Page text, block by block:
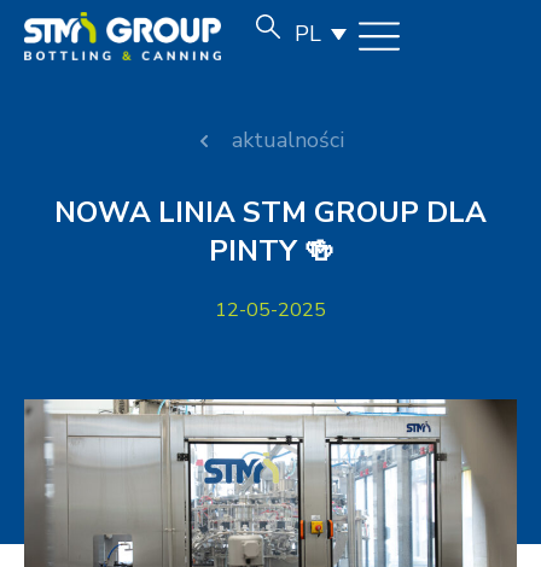
PL
aktualności
NOWA LINIA STM GROUP DLA
PINTY 🍻
12-05-2025